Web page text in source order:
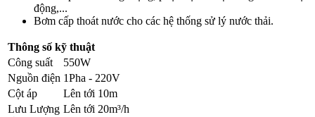
động,...
Bơm cấp thoát nước cho các hệ thống sử lý nước thải.
Thông số kỹ thuật
Công suất
550W
Nguồn điện 1Pha - 220V
Cột áp
Lên tới 10m
Lưu Lượng Lên tới 20m³/h